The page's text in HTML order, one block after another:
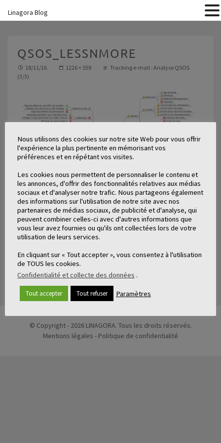
QSOS_LESSNMORE
18/11/16 1226 × 559
Tracking e-mail : Analyse QSOS
(3/3)
→
ARTICLES LIÉS
© Copyright - 2026 LINAGORA. Tous les droits réservés.
Mentions légales - Politique de confidentialité
Nous utilisons des cookies sur notre site Web pour vous offrir
l'expérience la plus pertinente en mémorisant vos
préférences et en répétant vos visites.
Les cookies nous permettent de personnaliser le contenu et
les annonces, d'offrir des fonctionnalités relatives aux médias
sociaux et d'analyser notre trafic. Nous partageons également
des informations sur l'utilisation de notre site avec nos
partenaires de médias sociaux, de publicité et d'analyse, qui
peuvent combiner celles-ci avec d'autres informations que
vous leur avez fournies ou qu'ils ont collectées lors de votre
utilisation de leurs services.
En cliquant sur « Tout accepter », vous consentez à l'utilisation
de TOUS les cookies.
Confidentialité et collecte des données .
Tout accepter Tout refuser Paramètres
Linagora Blog